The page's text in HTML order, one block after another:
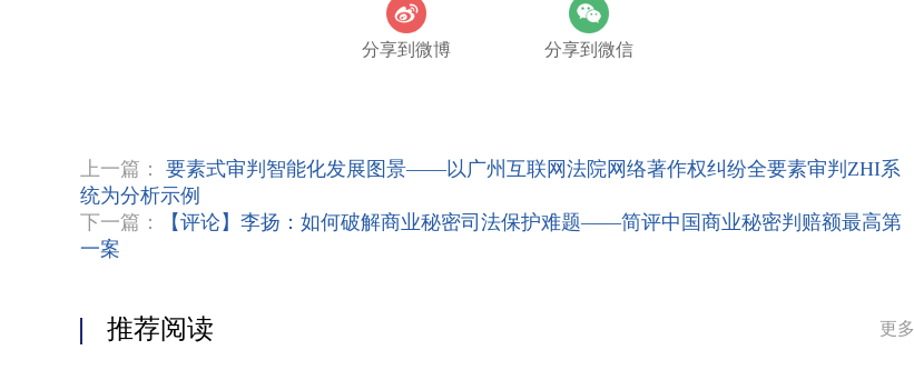
分享到微博 分享到微信
上一篇： 要素式审判智能化发展图景——以广州互联网法院网络著作权纠纷全要素审判ZHI系
统为分析示例
下一篇：
【评论】李扬：如何破解商业秘密司法保护难题——简评中国商业秘密判赔额最高第
一案
推荐阅读 更多